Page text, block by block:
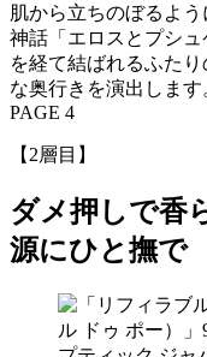
肌から立ちのぼるよ
神話「エロスとプシ
を経て結ばれるふた
な奥行きを演出します
PAGE 4
【2層目】
ダメ押しで香
源にひと撫で